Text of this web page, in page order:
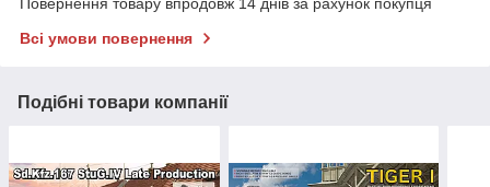
Всі умови повернення
Подібні товари компанії